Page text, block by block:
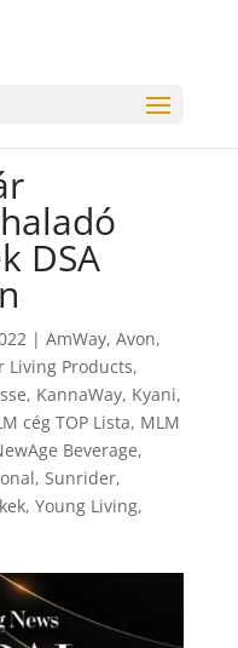
DSA
| AmWay, Avon,
Living Products,
, KannaWay, Kyani,
cég TOP Lista, MLM
Beverage,
, Sunrider,
, Young Living,